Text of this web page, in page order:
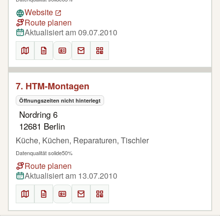
Website
Route planen
Aktualisiert am 09.07.2010
7. HTM-Montagen
Öffnungszeiten nicht hinterlegt
Nordring 6
12681 Berlin
Küche, Küchen, Reparaturen, Tischler
Datenqualität solide50%
Route planen
Aktualisiert am 13.07.2010